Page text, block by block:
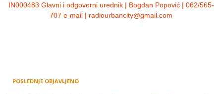
IN000483 Glavni i odgovorni urednik | Bogdan Popović | 062/565-
707 e-mail | radiourbancity@gmail.com
POSLEDNJE OBJAVLJENO